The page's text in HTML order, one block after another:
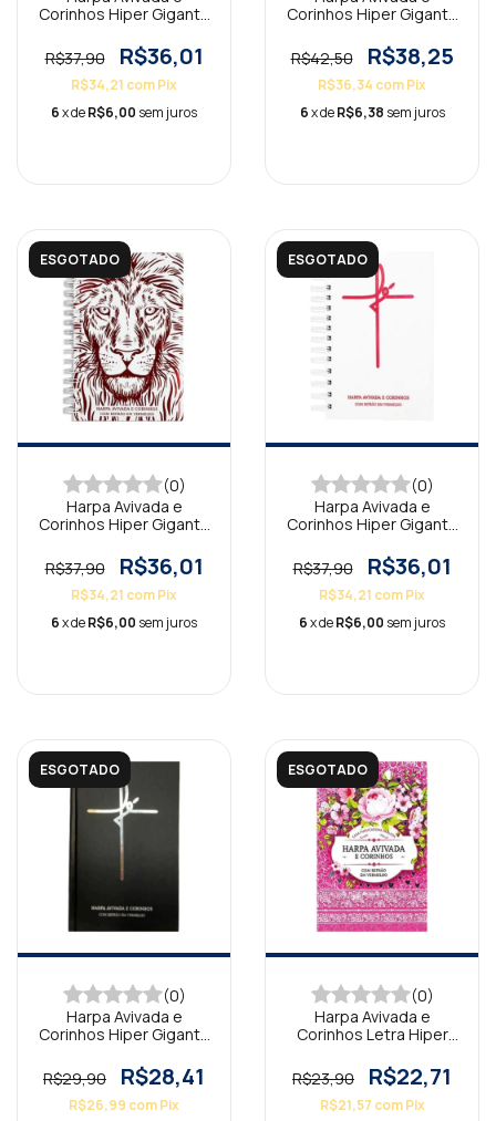
Corinhos Hiper Gigante
R$37,90
R$36,01
R$34,21 comPix
6x deR$6,00 sem juros
Corinhos Hiper Gigante
Branca
R$42,50 R$38,25
R$36,34 comPix
6x deR$6,38 sem juros
ESGOTADO
(0)
Harpa Avivada e
Corinhos Hiper Gigante
R$37,90
R$36,01
R$34,21 comPix
6x deR$6,00 sem juros
ESGOTADO
(0)
Harpa Avivada e
Corinhos Hiper Gigante
R$37,90
R$36,01
R$34,21 comPix
6x deR$6,00 sem juros
ESGOTADO
(0)
Harpa Avivada e
Corinhos Hiper Gigante
R$29,90
R$28,41
R$26,99 comPix
ESGOTADO
(0)
Harpa Avivada e
Corinhos Letra Hiper
Pink
R$23,90 R$22,71
R$21,57 com Pix